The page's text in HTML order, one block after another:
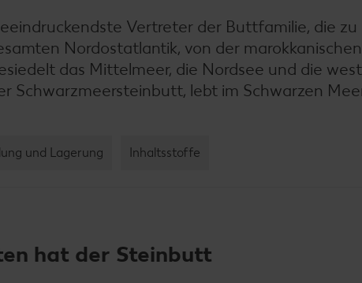
Vertreter der Buttfamilie, die zu
Nordostatlantik, von der
das Mittelmeer, die Nordsee und die
Schwarzmeersteinbutt, lebt im Schwarzen
und Lagerung Inhaltsstoffe
hat der Steinbutt